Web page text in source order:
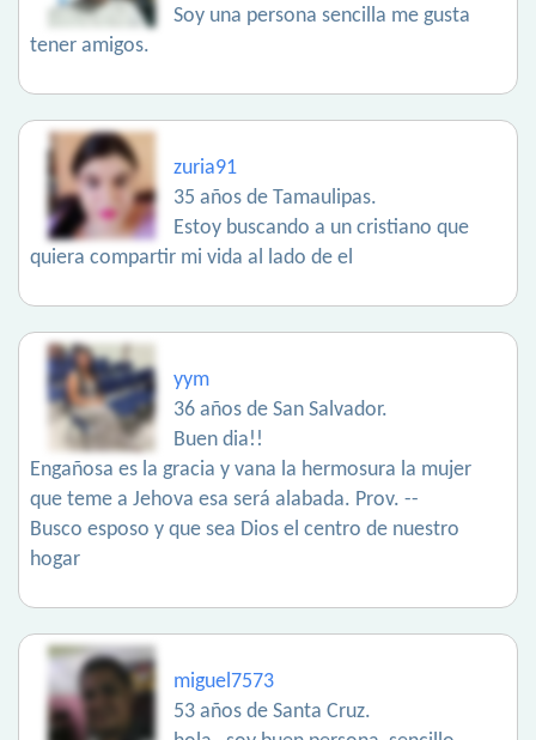
Soy una persona sencilla me gusta
tener amigos.
zuria91
35 años de Tamaulipas.
Estoy buscando a un cristiano que
quiera compartir mi vida al lado de el
yym
36 años de San Salvador.
Buen dia!!
Engañosa es la gracia y vana la hermosura la mujer
que teme a Jehova esa será alabada. Prov. --
Busco esposo y que sea Dios el centro de nuestro
hogar
miguel7573
53 años de Santa Cruz.